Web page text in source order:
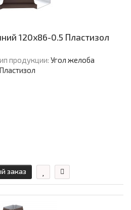
120х86-0.5 Пластизол
продукции: Угол желоба
Пластизол
заказ